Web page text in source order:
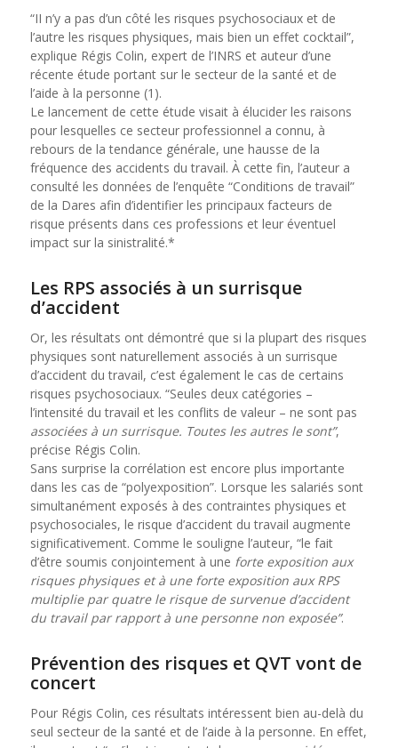
“II n’y a pas d’un côté les risques psychosociaux et de
l’autre les risques physiques, mais bien un effet cocktail”,
explique Régis Colin, expert de l’INRS et auteur d’une
récente étude portant sur le secteur de la santé et de
l’aide à la personne (1).
Le lancement de cette étude visait à élucider les raisons
pour lesquelles ce secteur professionnel a connu, à
rebours de la tendance générale, une hausse de la
fréquence des accidents du travail. À cette fin, l’auteur a
consulté les données de l’enquête “Conditions de travail”
de la Dares afin d’identifier les principaux facteurs de
risque présents dans ces professions et leur éventuel
impact sur la sinistralité.*
Les RPS associés à un surrisque
d’accident
Or, les résultats ont démontré que si la plupart des risques
physiques sont naturellement associés à un surrisque
d’accident du travail, c’est également le cas de certains
risques psychosociaux. “Seules deux catégories –
l’intensité du travail et les conflits de valeur – ne sont pas
associées à un surrisque. Toutes les autres le sont”,
précise Régis Colin.
Sans surprise la corrélation est encore plus importante
dans les cas de “polyexposition”. Lorsque les salariés sont
simultanément exposés à des contraintes physiques et
psychosociales, le risque d’accident du travail augmente
significativement. Comme le souligne l’auteur, “le fait
d’être soumis conjointement à une forte exposition aux
risques physiques et à une forte exposition aux RPS
multiplie par quatre le risque de survenue d’accident
du travail par rapport à une personne non exposée”.
Prévention des risques et QVT vont de
concert
Pour Régis Colin, ces résultats intéressent bien au-delà du
seul secteur de la santé et de l’aide à la personne. En effet,